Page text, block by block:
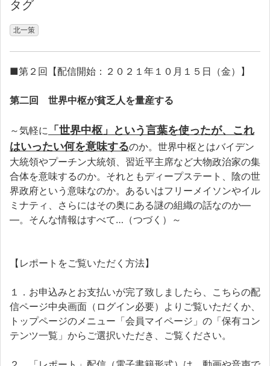
タグ
北一策
■第２回【配信開始：２０２１年１０月１５日（金）】
第二回 世界中枢が貧乏人を量産する
～気軽に 「世界中枢」という言葉を使ったが、これ
はいったい何を意味するのか。世界中枢とはバイデン
大統領やプーチン大統領、習近平主席など大物政治家の集
合体を意味するのか。それともディープステート、陰の世
界政府という意味なのか。あるいはフリーメイソンやイル
ミナティ、さらにはその奥にある謎の組織の話なのか―
―。そんな情報はすべて…（つづく）～
【レポートをご覧いただく方法】
１．お申込みとお支払いが完了致しましたら、こちらの配
信ページ中央画面（ログイン必要）よりご覧いただくか、
トップページのメニュー「会員マイページ」の「保有コン
テンツ一覧」からご選択いただき、ご覧ください。